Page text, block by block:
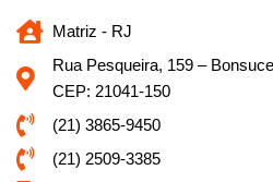
Matriz - RJ
Rua Pesqueira, 159 –
CEP: 21041-150
(21) 3865-9450
(21) 2509-3385